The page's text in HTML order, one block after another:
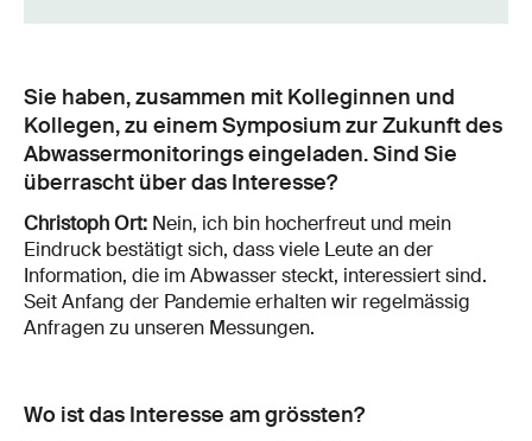
Sie haben, zusammen mit Kolleginnen und
Kollegen, zu einem Symposium zur Zukunft des
Abwassermonitorings eingeladen. Sind Sie
überrascht über das Interesse?
Christoph Ort: Nein, ich bin hocherfreut und mein
Eindruck bestätigt sich, dass viele Leute an der
Information, die im Abwasser steckt, interessiert sind.
Seit Anfang der Pandemie erhalten wir regelmässig
Anfragen zu unseren Messungen.
Wo ist das Interesse am grössten?